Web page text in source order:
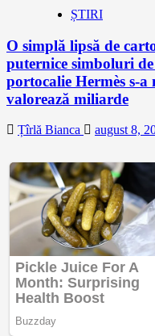
ȘTIRI
O simplă lipsă de
puternice simboluri
portocalie Hermès s-
valorează miliarde
Țîrlă Bianca august 8,